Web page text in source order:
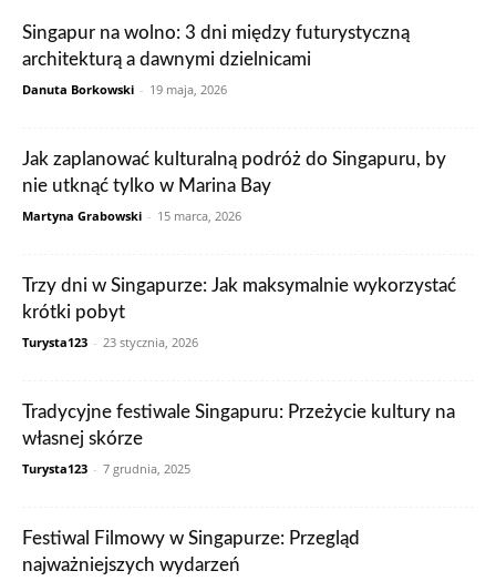
Zjednoczone Emiraty Arabskie
Singapur na wolno: 3 dni między futurystyczną
architekturą a dawnymi dzielnicami
Danuta Borkowski - 19 maja, 2026
Jak zaplanować kulturalną podróż do Singapuru, by
nie utknąć tylko w Marina Bay
Martyna Grabowski - 15 marca, 2026
Trzy dni w Singapurze: Jak maksymalnie wykorzystać
krótki pobyt
Turysta123 - 23 stycznia, 2026
Tradycyjne festiwale Singapuru: Przeżycie kultury na
własnej skórze
Turysta123 - 7 grudnia, 2025
Festiwal Filmowy w Singapurze: Przegląd
najważniejszych wydarzeń